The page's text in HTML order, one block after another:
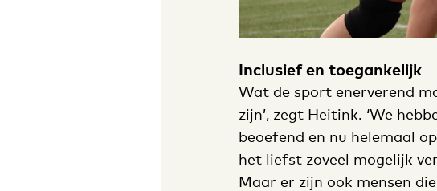
Inclusief en toegankelijk
Wat de sport enerverend
zijn’, zegt Heitink. ‘We
beoefend en nu helemaal
het liefst zoveel mogelijk
Maar er zijn ook mensen